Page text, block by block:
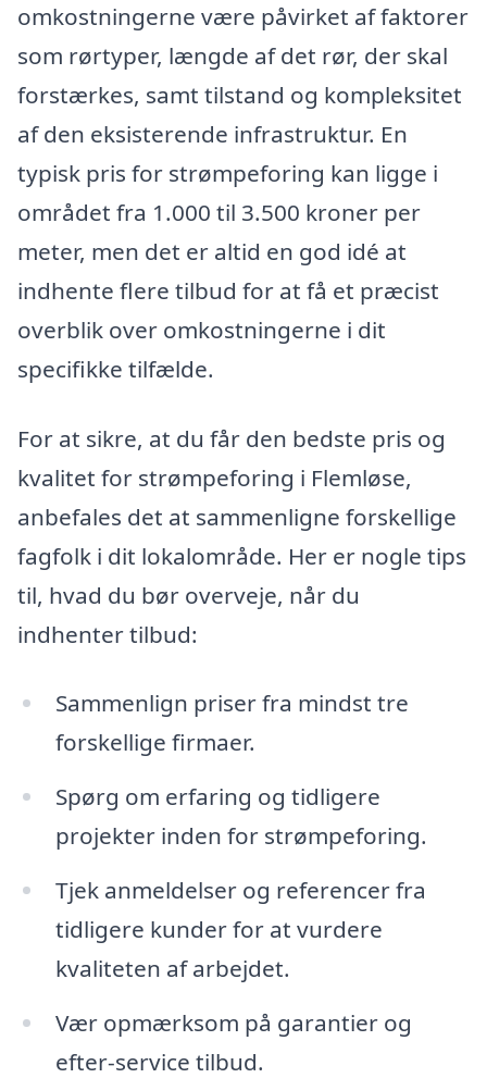
omkostningerne være påvirket af faktorer
som rørtyper, længde af det rør, der skal
forstærkes, samt tilstand og kompleksitet
af den eksisterende infrastruktur. En
typisk pris for strømpeforing kan ligge i
området fra 1.000 til 3.500 kroner per
meter, men det er altid en god idé at
indhente flere tilbud for at få et præcist
overblik over omkostningerne i dit
specifikke tilfælde.
For at sikre, at du får den bedste pris og
kvalitet for strømpeforing i Flemløse,
anbefales det at sammenligne forskellige
fagfolk i dit lokalområde. Her er nogle tips
til, hvad du bør overveje, når du
indhenter tilbud:
Sammenlign priser fra mindst tre
forskellige firmaer.
Spørg om erfaring og tidligere
projekter inden for strømpeforing.
Tjek anmeldelser og referencer fra
tidligere kunder for at vurdere
kvaliteten af arbejdet.
Vær opmærksom på garantier og
efter-service tilbud.